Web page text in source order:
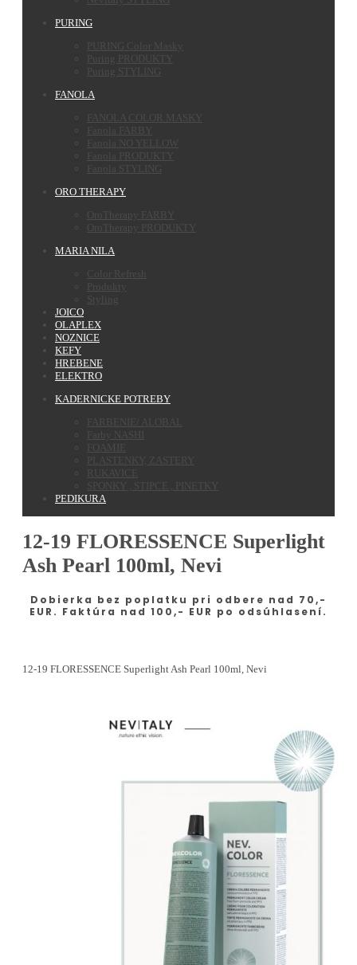
PURING
PURING Color Masky
Puring PRODUKTY
Puring STYLING
FANOLA
FANOLA COLOR MASKY
Fanola FARBY
Fanola NO YELLOW
Fanola PRODUKTY
Fanola STYLING
ORO THERAPY
OroTherapy FARBY
OroTherapy PRODUKTY
MARIA NILA
Color Refresh
Produkty
Styling
JOICO
OLAPLEX
NOZNICE
KEFY
HREBENE
ELEKTRO
KADERNICKE POTREBY
FARBENIE/ ALOBAL
Farby NASHI
FOAMIE
PLASTENKY, ZASTERY
RUKAVICE
SPONKY , STIPCE , PINETKY
PEDIKURA
12-19 FLORESSENCE Superlight
Ash Pearl 100ml, Nevi
Dobierka bez poplatku pri odbere nad 70,-
EUR. Faktúra nad 100,- EUR po odsúhlasení.
12-19 FLORESSENCE Superlight Ash Pearl 100ml, Nevi